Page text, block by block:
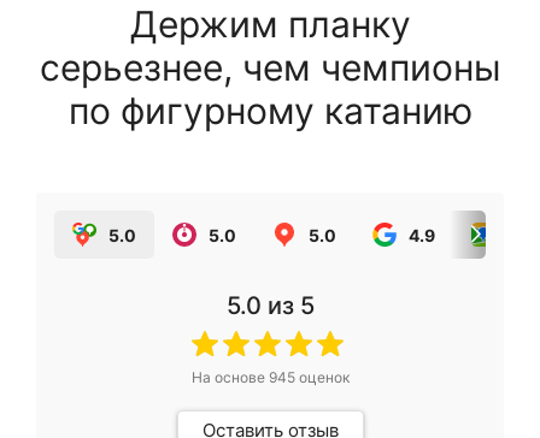
Держим планку
серьезнее, чем чемпионы
по фигурному катанию
5.0 5.0 5.0 4.9
5.0 из 5
На основе 945оценок
Оставить отзыв